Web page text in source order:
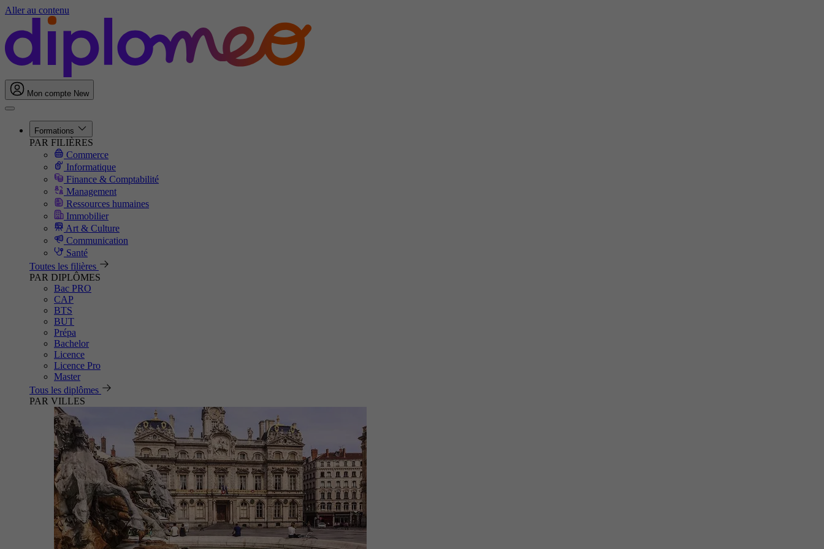
Aller au contenu
Mon compte New
Formations
PAR FILIÈRES
Commerce
Informatique
Finance & Comptabilité
Management
Ressources humaines
Immobilier
Art & Culture
Communication
Santé
Toutes les filières
PAR DIPLÔMES
Bac PRO
CAP
BTS
BUT
Prépa
Bachelor
Licence
Licence Pro
Master
Tous les diplômes
PAR VILLES